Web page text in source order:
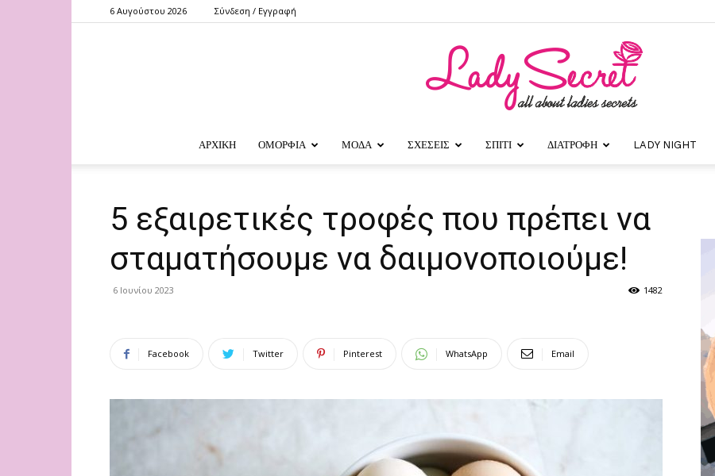
6 Αυγούστου 2026 Σύνδεση / Εγγραφή
Secret
ΑΡΧΙΚΗ ΟΜΟΡΦΙΑ ΜΟΔΑ ΣΧΕΣΕΙΣ ΣΠΙΤΙ ΔΙΑΤΡΟΦΗ LADY NIGHT
5 εξαιρετικές τροφές που πρέπει να
σταματήσουμε να δαιμονοποιούμε!
6 Ιουνίου 2023 1482
Facebook Twitter Pinterest WhatsApp Email